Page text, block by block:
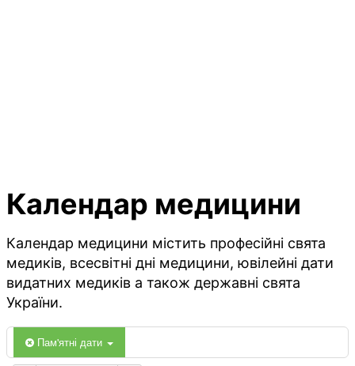
Календар медицини
Календар медицини містить професійні свята
медиків, всесвітні дні медицини, ювілейні дати
видатних медиків а також державні свята
України.
Пам'ятні дати